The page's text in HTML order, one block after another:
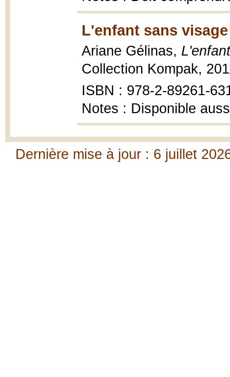
L'enfant sans visage
Ariane Gélinas,
Collection Kompak,
ISBN : 978-2-89261-
Notes : Disponible
Dernière mise à jour : 6 juillet